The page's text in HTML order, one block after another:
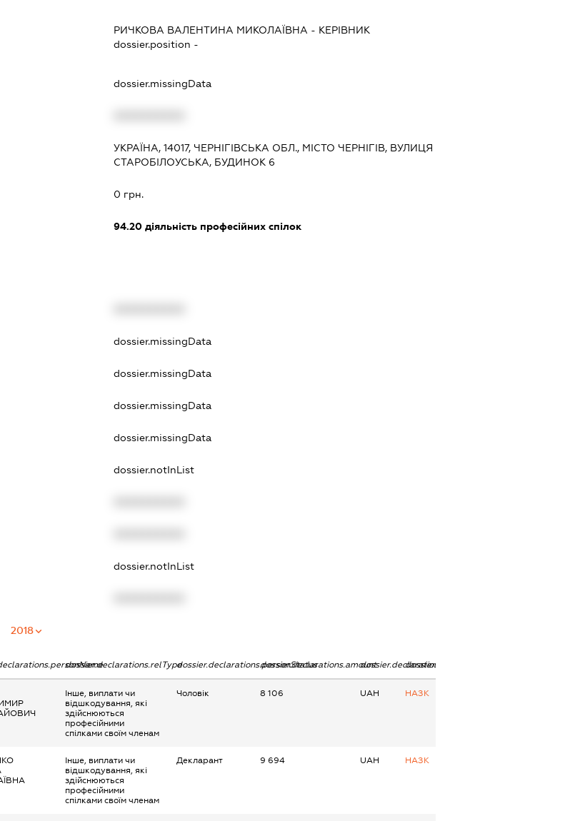
РИЧКОВА ВАЛЕНТИНА МИКОЛАЇВНА - КЕРІВНИК
dossier.position -
dossier.missingData
УКРАЇНА, 14017, ЧЕРНІГІВСЬКА ОБЛ., МІСТО ЧЕРНІГІВ, ВУЛИЦЯ
СТАРОБІЛОУСЬКА, БУДИНОК 6
0 грн.
94.20 діяльність професійних спілок
dossier.missingData
dossier.missingData
dossier.missingData
dossier.missingData
dossier.notInList
dossier.notInList
2018
dossier.declarations.relTypedossier.declarations.personStatusdossier.declarations.amountdossier.declarations.currency
dossier.declarations.source
Інше, виплати чи
відшкодування, які
здійснюються
професійними
спілками своїм членам
Чоловік 8 106 UAH НАЗК
Інше, виплати чи
відшкодування, які
здійснюються
професійними
спілками своїм членам
Декларант 9 694 UAH НАЗК